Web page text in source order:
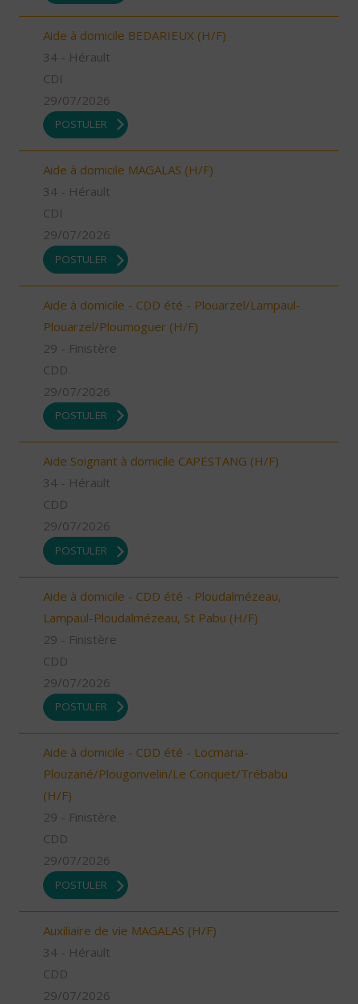
Aide à domicile BEDARIEUX (H/F)
34 - Hérault
CDI
29/07/2026
POSTULER
Aide à domicile MAGALAS (H/F)
34 - Hérault
CDI
29/07/2026
POSTULER
Aide à domicile - CDD été - Plouarzel/Lampaul-
Plouarzel/Ploumoguer (H/F)
29 - Finistère
CDD
29/07/2026
POSTULER
Aide Soignant à domicile CAPESTANG (H/F)
34 - Hérault
CDD
29/07/2026
POSTULER
Aide à domicile - CDD été - Ploudalmézeau,
Lampaul-Ploudalmézeau, St Pabu (H/F)
29 - Finistère
CDD
29/07/2026
POSTULER
Aide à domicile - CDD été - Locmaria-
Plouzané/Plougonvelin/Le Conquet/Trébabu
(H/F)
29 - Finistère
CDD
29/07/2026
POSTULER
Auxiliaire de vie MAGALAS (H/F)
34 - Hérault
CDD
29/07/2026